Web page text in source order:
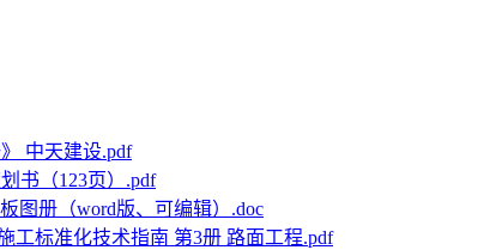
中天建设.pdf
书（123页）.pdf
图册（word版、可编辑）.doc
工标准化技术指南 第3册 路面工程.pdf